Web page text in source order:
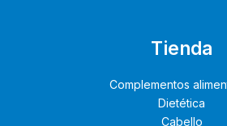
Tienda
Complementos
Dietética
Cabello